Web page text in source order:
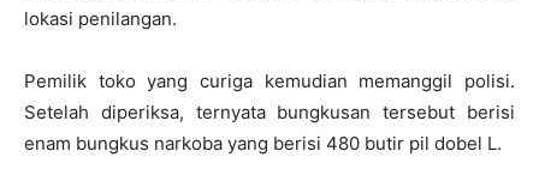
lokasi penilangan.
Pemilik toko yang curiga kemudian memanggil polisi.
Setelah diperiksa, ternyata bungkusan tersebut berisi
enam bungkus narkoba yang berisi 480 butir pil dobel L.